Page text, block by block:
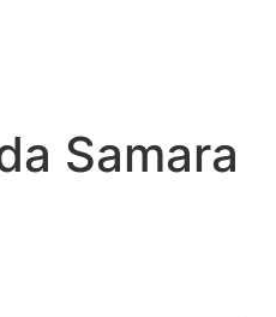
Samara